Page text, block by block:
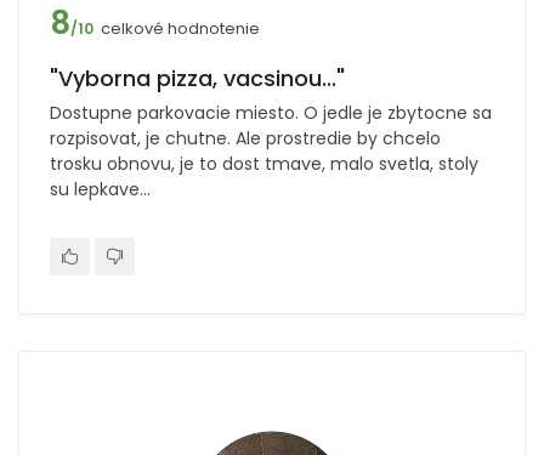
8/10 celkové hodnotenie
"Vyborna pizza, vacsinou..."
Dostupne parkovacie miesto. O jedle je zbytocne sa
rozpisovat, je chutne. Ale prostredie by chcelo
trosku obnovu, je to dost tmave, malo svetla, stoly
su lepkave…